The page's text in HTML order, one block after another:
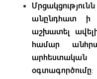
անընդհատ ի
աշխատել
համար
օգտագործումը: